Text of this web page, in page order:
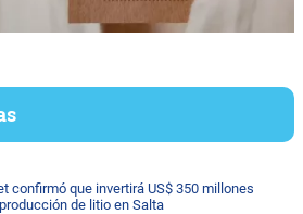
confirmó que invertirá US$ 350 millones
de litio en Salta